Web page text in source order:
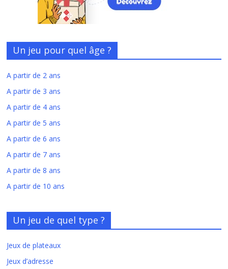
Un jeu pour quel âge ?
A partir de 2 ans
A partir de 3 ans
A partir de 4 ans
A partir de 5 ans
A partir de 6 ans
A partir de 7 ans
A partir de 8 ans
A partir de 10 ans
Un jeu de quel type ?
Jeux de plateaux
Jeux d’adresse